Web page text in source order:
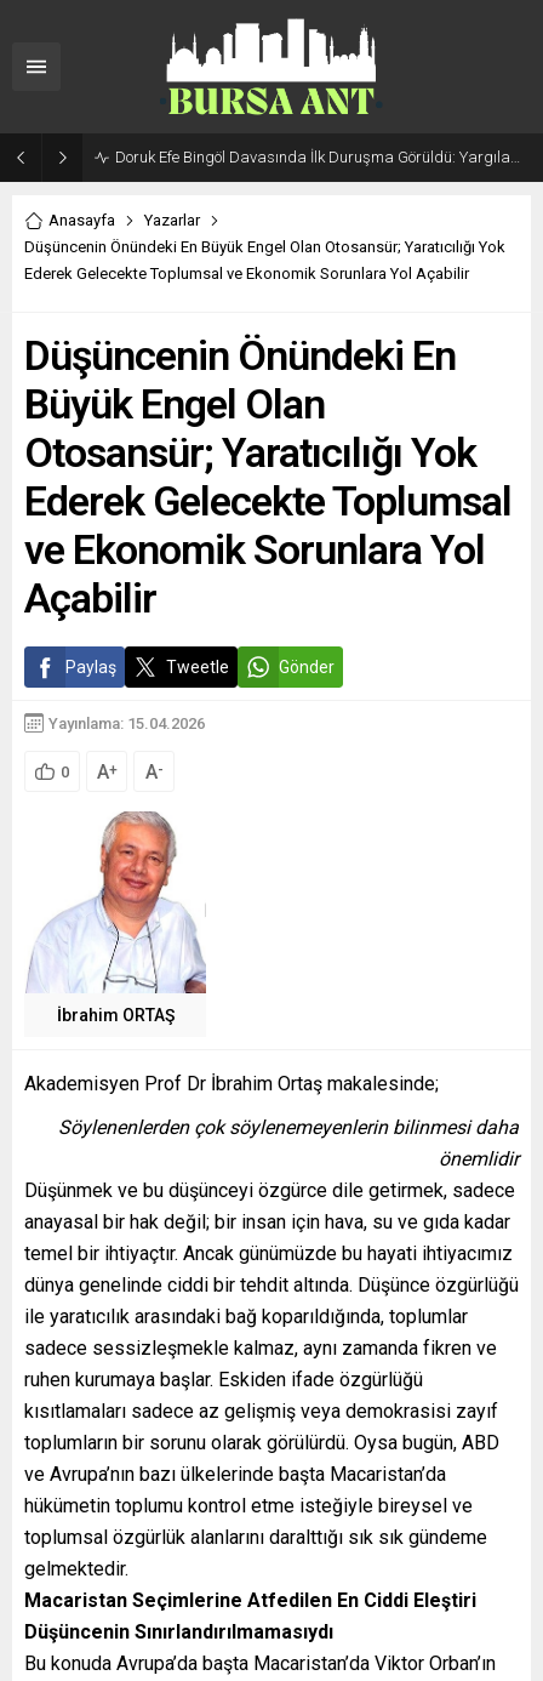
Doruk Efe Bingöl Davasında İlk Duruşma Görüldü: Yargılama 20 Ekim 2026’ya Ertelendi
Anasayfa
Yazarlar
Düşüncenin Önündeki En Büyük Engel Olan Otosansür; Yaratıcılığı Yok
Ederek Gelecekte Toplumsal ve Ekonomik Sorunlara Yol Açabilir
Düşüncenin Önündeki En
Büyük Engel Olan
Otosansür; Yaratıcılığı Yok
Ederek Gelecekte Toplumsal
ve Ekonomik Sorunlara Yol
Açabilir
Paylaş Tweetle Gönder
Yayınlama: 15.04.2026
0 A+ A-
İbrahim ORTAŞ
Akademisyen Prof Dr İbrahim Ortaş makalesinde;
Söylenenlerden çok söylenemeyenlerin bilinmesi daha
önemlidir
Düşünmek ve bu düşünceyi özgürce dile getirmek, sadece
anayasal bir hak değil; bir insan için hava, su ve gıda kadar
temel bir ihtiyaçtır. Ancak günümüzde bu hayati ihtiyacımız
dünya genelinde ciddi bir tehdit altında. Düşünce özgürlüğü
ile yaratıcılık arasındaki bağ koparıldığında, toplumlar
sadece sessizleşmekle kalmaz, aynı zamanda fikren ve
ruhen kurumaya başlar. Eskiden ifade özgürlüğü
kısıtlamaları sadece az gelişmiş veya demokrasisi zayıf
toplumların bir sorunu olarak görülürdü. Oysa bugün, ABD
ve Avrupa’nın bazı ülkelerinde başta Macaristan’da
hükümetin toplumu kontrol etme isteğiyle bireysel ve
toplumsal özgürlük alanlarını daralttığı sık sık gündeme
gelmektedir.
Macaristan Seçimlerine Atfedilen En Ciddi Eleştiri
Düşüncenin Sınırlandırılmamasıydı
Bu konuda Avrupa’da başta Macaristan’da Viktor Orban’ın